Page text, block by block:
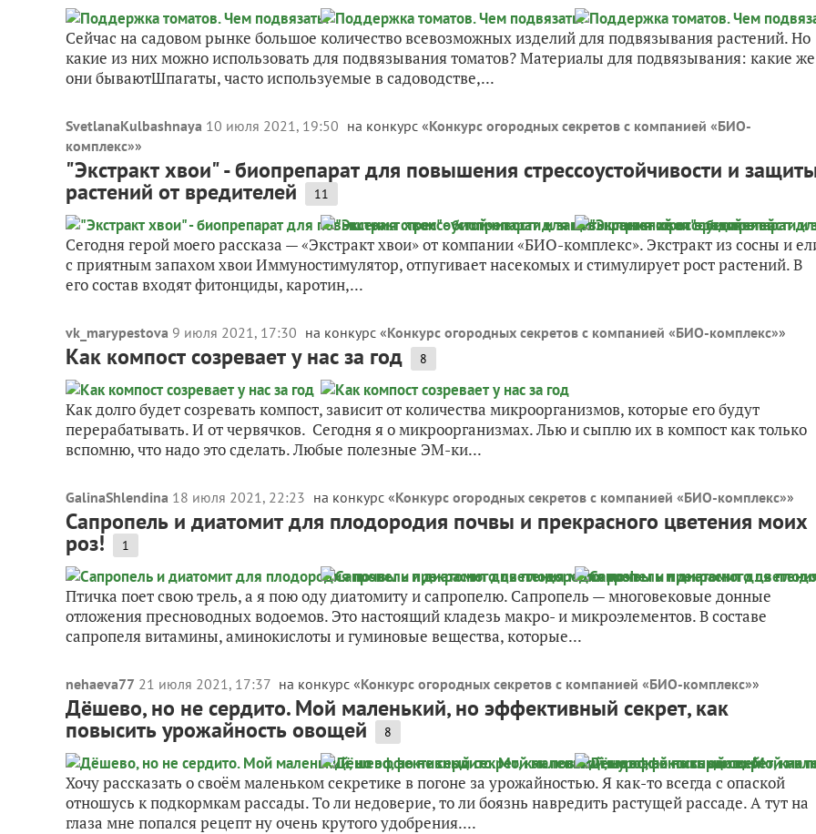
Сейчас на садовом рынке большое количество всевозможных изделий для подвязывания растений. Но
какие из них можно использовать для подвязывания томатов? Материалы для подвязывания: какие же
они бываютШпагаты, часто используемые в садоводстве,...
SvetlanaKulbashnaya 10 июля 2021, 19:50 на конкурс «Конкурс огородных секретов с компанией «БИО-
комплекс»»
"Экстракт хвои" - биопрепарат для повышения стрессоустойчивости и
растений от вредителей 11
Сегодня герой моего рассказа — «Экстракт хвои» от компании «БИО-комплекс». Экстракт из сосны и
с приятным запахом хвои Иммуностимулятор, отпугивает насекомых и стимулирует рост растений. В
его состав входят фитонциды, каротин,...
vk_marypestova 9 июля 2021, 17:30 на конкурс «Конкурс огородных секретов с компанией «БИО-комплекс»»
Как компост созревает у нас за год 8
Как долго будет созревать компост, зависит от количества микроорганизмов, которые его будут
перерабатывать. И от червячков. Сегодня я о микроорганизмах. Лью и сыплю их в компост как только
вспомню, что надо это сделать. Любые полезные ЭМ-ки...
GalinaShlendina 18 июля 2021, 22:23 на конкурс «Конкурс огородных секретов с компанией «БИО-комплекс»»
Сапропель и диатомит для плодородия почвы и прекрасного цветения моих
роз! 1
Птичка поет свою трель, а я пою оду диатомиту и сапропелю. Сапропель — многовековые донные
отложения пресноводных водоемов. Это настоящий кладезь макро- и микроэлементов. В составе
сапропеля витамины, аминокислоты и гуминовые вещества, которые...
nehaeva77 21 июля 2021, 17:37 на конкурс «Конкурс огородных секретов с компанией «БИО-комплекс»»
Дёшево, но не сердито. Мой маленький, но эффективный секрет, как
повысить урожайность овощей 8
Хочу рассказать о своём маленьком секретике в погоне за урожайностью. Я как-то всегда с опаской
отношусь к подкормкам рассады. То ли недоверие, то ли боязнь навредить растущей рассаде. А тут на
глаза мне попался рецепт ну очень крутого удобрения....